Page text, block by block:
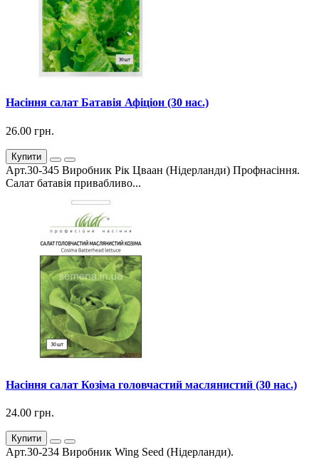
Насіння салат Батавія Афіціон (30 нас.)
26.00 грн.
Купити
Арт.30-345 Виробник Рік Цваан (Нідерланди) Профнасіння.
Салат батавія привабливо...
Насіння салат Козіма головчастий маслянистий (30 нас.)
24.00 грн.
Купити
Арт.30-234 Виробник Wing Seed (Нідерланди).